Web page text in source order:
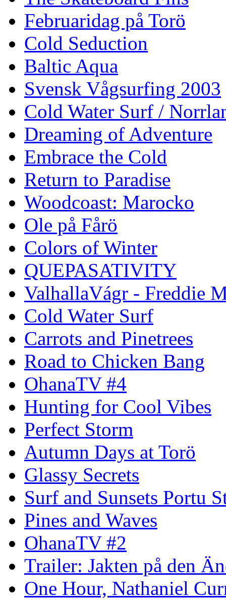
Februaridag på Torö
Cold Seduction
Baltic Aqua
Svensk Vågsurfing 2003
Cold Water Surf /
Dreaming of Adventure
Embrace the Cold
Return to Paradise
Woodcoast: Marocko
Ole på Fårö
Colors of Winter
QUEPASATIVITY
ValhallaVágr - Freddie
Cold Water Surf
Carrots and Pinetrees
Road to Chicken Bang
OhanaTV #4
Hunting for Cool Vibes
Perfect Storm
Autumn Days at Torö
Glassy Secrets
Surf and Sunsets Portu
Pines and Waves
OhanaTV #2
Trailer: Jakten på den
One Hour, Nathaniel